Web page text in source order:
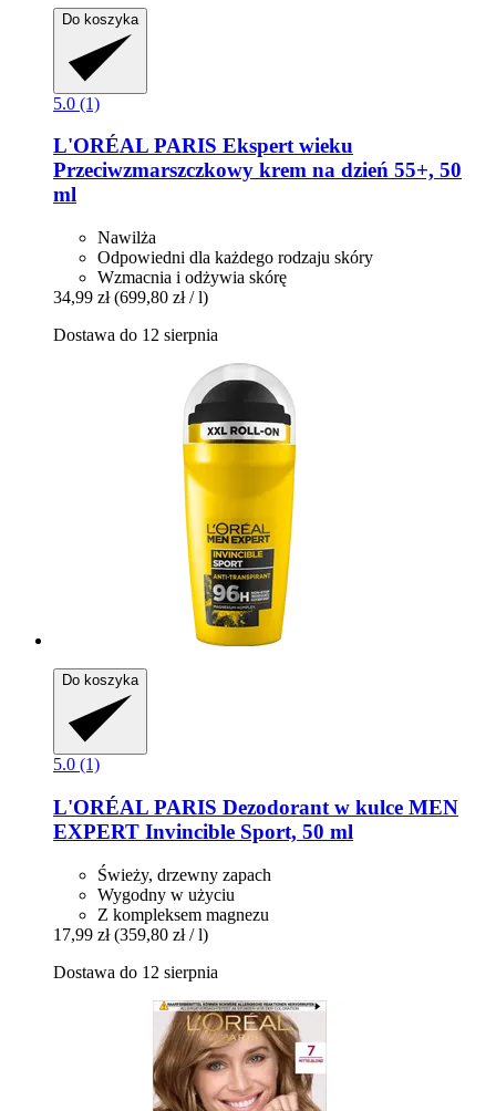
Do koszyka
5.0 (1)
L'ORÉAL PARIS Ekspert wieku
Przeciwzmarszczkowy krem na dzień 55+, 50
ml
Nawilża
Odpowiedni dla każdego rodzaju skóry
Wzmacnia i odżywia skórę
34,99 zł (699,80 zł / l)
Dostawa do 12 sierpnia
Do koszyka
5.0 (1)
L'ORÉAL PARIS Dezodorant w kulce MEN
EXPERT Invincible Sport, 50 ml
Świeży, drzewny zapach
Wygodny w użyciu
Z kompleksem magnezu
17,99 zł (359,80 zł / l)
Dostawa do 12 sierpnia